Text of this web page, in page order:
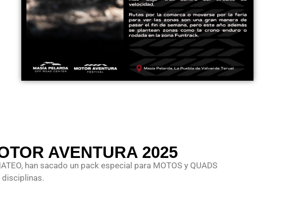
AVENTURA 2025
han sacado un pack especial para MOTOS y QUADS